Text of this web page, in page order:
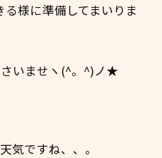
様に準備してまいりま
いませヽ(^。^)ノ★
気ですね、、。